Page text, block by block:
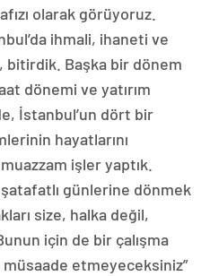
olarak görüyoruz.
ihmali, ihaneti ve
Başka bir dönem
dönemi ve yatırım
İstanbul’un dört bir
hayatlarını
işler yaptık.
günlerine dönmek
size, halka değil,
için de bir çalışma
etmeyeceksiniz”